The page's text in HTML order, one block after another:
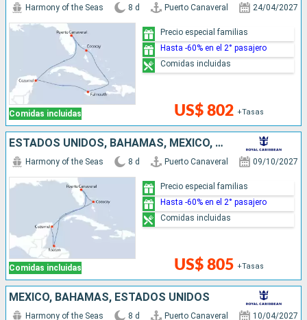
Comidas incluidas
Harmony of the Seas 8 d Puerto Canaveral 24/04/2027
US$ 802 +Tasas
Precio especial familias
Hasta -60% en el 2° pasajero
Comidas incluidas
ESTADOS UNIDOS, BAHAMAS, MÉXICO, HONDURAS
Comidas incluidas
Harmony of the Seas 8 d Puerto Canaveral 09/10/2027
US$ 805 +Tasas
Precio especial familias
Hasta -60% en el 2° pasajero
Comidas incluidas
MÉXICO, BAHAMAS, ESTADOS UNIDOS
Harmony of the Seas 8 d Puerto Canaveral 10/04/2027